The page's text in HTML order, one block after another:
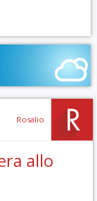
Rosalio
allo